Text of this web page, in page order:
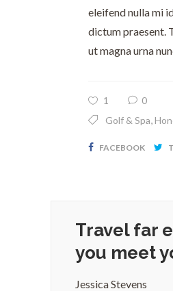
eleifend nulla mi
dictum praesent.
ut magna urna
1
0
Golf & Spa,
FACEBOOK
Travel far
you meet
Jessica Stevens